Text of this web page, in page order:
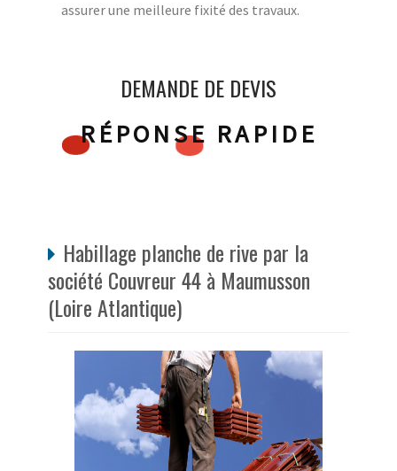
assurer une meilleure fixité des travaux.
DEMANDE DE DEVIS
RÉPONSE RAPIDE
Habillage planche de rive par la
société Couvreur 44 à Maumusson
(Loire Atlantique)